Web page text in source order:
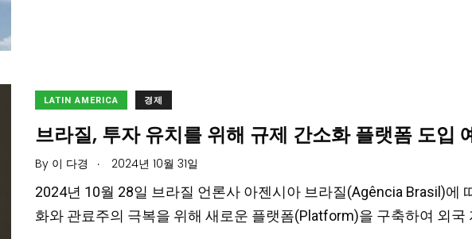
LATIN AMERICA 경제
브라질, 투자 유치를 위해 규제 간소화 플랫폼 도입
By 이 다경 . 2024년 10월 31일
2024년 10월 28일 브라질 언론사 아젠시아 브라질(Agência Brasil)에
화와 관료주의 극복을 위해 새로운 플랫폼(Platform)을 구축하여 외국